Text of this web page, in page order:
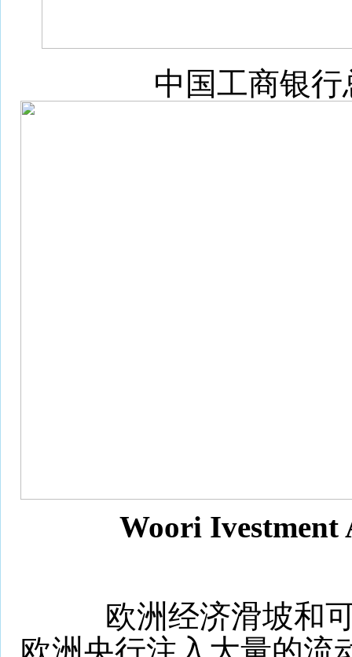
中国工商银行总行
Woori Ivestment
欧洲经济滑坡和